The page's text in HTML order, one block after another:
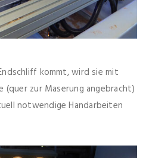
kommt, wird sie mit
zur Maserung angebracht)
notwendige Handarbeiten